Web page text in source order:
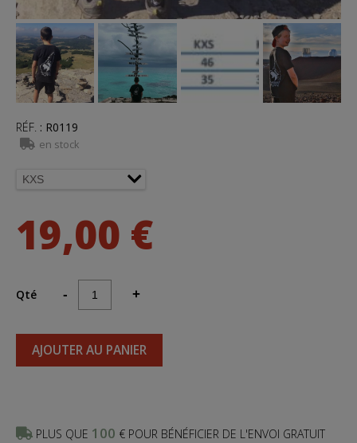
RÉF. : R0119
en stock
19,00 €
Qté - +
AJOUTER AU PANIER
PLUS QUE 100 € POUR BÉNÉFICIER DE L'ENVOI GRATUIT